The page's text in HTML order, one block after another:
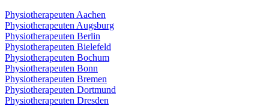
Physiotherapeuten Aachen
Physiotherapeuten Augsburg
Physiotherapeuten Berlin
Physiotherapeuten Bielefeld
Physiotherapeuten Bochum
Physiotherapeuten Bonn
Physiotherapeuten Bremen
Physiotherapeuten Dortmund
Physiotherapeuten Dresden